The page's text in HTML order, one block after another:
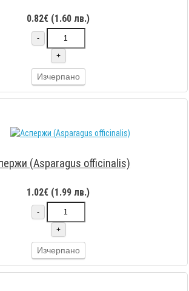
0.82€ (1.60 лв.)
-
+
Изчерпано
(Asparagus officinalis)
1.02€ (1.99 лв.)
-
+
Изчерпано